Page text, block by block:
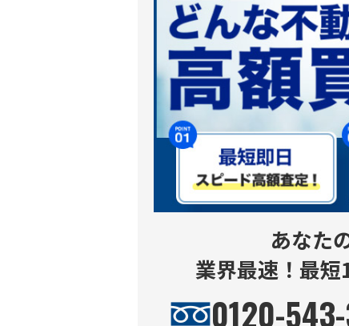
あなた
業界最速！最
0120-